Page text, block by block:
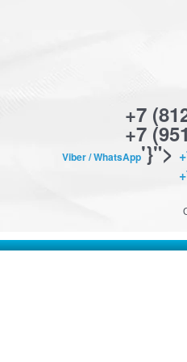
+7
+7
Viber / WhatsApp'}">